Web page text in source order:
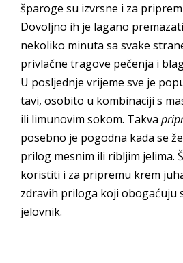
šparoge su izvrsne i za
Dovoljno ih je lagano
nekoliko minuta sa svake
privlačne tragove pečenja i
U posljednje vrijeme sve je
tavi, osobito u kombinaciji s
ili limunovim sokom. Takva
posebno je pogodna kada se
prilog mesnim ili ribljim jelima.
koristiti i za pripremu krem
zdravih priloga koji obogaćuju
jelovnik.